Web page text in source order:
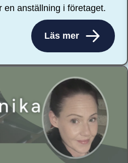
en anställning i företaget.
Läs mer